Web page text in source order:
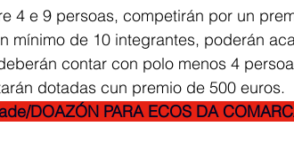
4 e 9 persoas, competirán por un
mínimo de 10 integrantes, poderán
contar con polo menos 4
dotadas cun premio de 500 euros.
DOAZÓN PARA ECOS DA